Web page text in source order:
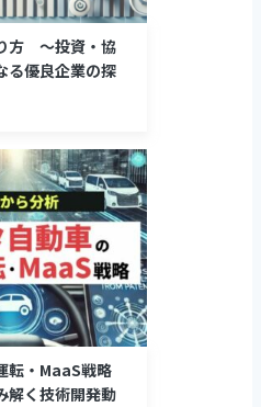
方 ～投資・協
る優良企業の探
転・MaaS戦略
解く技術開発動